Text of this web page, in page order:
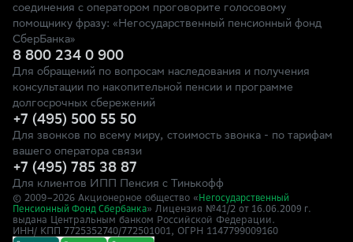
соединения с оператором проговорите голосовому
помощнику фразу: «Негосударственный пенсионный фонд
СберБанка»
8 800 234 0 900
Для обращений по вопросам наследования и получения
консультации по накопительной пенсии и программе
долгосрочных сбережений
+7 (495) 500 55 50
Для звонков по всему миру, стоимость звонка - по тарифам
вашего оператора связи
+7 (495) 785 38 87
Для клиентов ИПП Пенсия с Тинькофф
© 2009–2026 Акционерное общество « Негосударственный
Пенсионный Фонд Сбербанка» Лицензия №41/2 от 16.06.2009 г.
выдана Центральным банком Российской Федерации.
ИНН/ КПП 7725352740/772501001, ОГРН 1147799009160